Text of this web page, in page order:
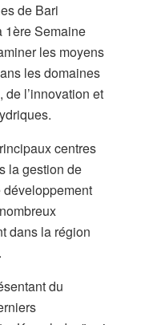
de Bari
1ère Semaine
les moyens
les domaines
l’innovation et
centres
la gestion de
développement
dans la région
du